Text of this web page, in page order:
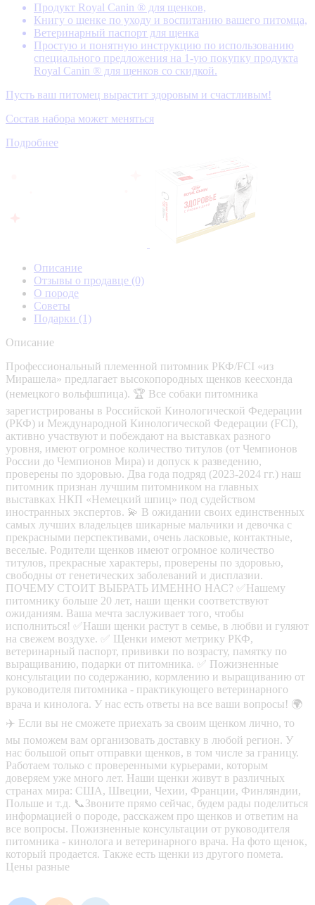
Продукт Royal Canin ® для щенков,
Книгу о щенке по уходу и воспитанию вашего питомца,
Ветеринарный паспорт для щенка
Простую и понятную инструкцию по использованию
специального предложения на 1-ую покупку продукта
Royal Canin ® для щенков со скидкой.
Пусть ваш питомец вырастит здоровым и счастливым!
Состав набора может меняться
Подробнее
Описание
Отзывы о продавце (0)
О породе
Советы
Подарки (1)
Описание
Профессиональный племенной питомник РКФ/FCI «из
Мирашела» предлагает высокопородных щенков кеесхонда
(немецкого вольфшпица). 🏆 Все собаки питомника
зарегистрированы в Российской Кинологической Федерации
(РКФ) и Международной Кинологической Федерации (FCI),
активно участвуют и побеждают на выставках разного
уровня, имеют огромное количество титулов (от Чемпионов
России до Чемпионов Мира) и допуск к разведению,
проверены по здоровью. Два года подряд (2023-2024 гг.) наш
питомник признан лучшим питомником на главных
выставках НКП «Немецкий шпиц» под судейством
иностранных экспертов. 💫 В ожидании своих единственных
самых лучших владельцев шикарные мальчики и девочка с
прекрасными перспективами, очень ласковые, контактные,
веселые. Родители щенков имеют огромное количество
титулов, прекрасные характеры, проверены по здоровью,
свободны от генетических заболеваний и дисплазии.
ПОЧЕМУ СТОИТ ВЫБРАТЬ ИМЕННО НАС? ✅Нашему
питомнику больше 20 лет, наши щенки соответствуют
ожиданиям. Ваша мечта заслуживает того, чтобы
исполниться! ✅Наши щенки растут в семье, в любви и гуляют
на свежем воздухе. ✅ Щенки имеют метрику РКФ,
ветеринарный паспорт, прививки по возрасту, памятку по
выращиванию, подарки от питомника. ✅ Пожизненные
консультации по содержанию, кормлению и выращиванию от
руководителя питомника - практикующего ветеринарного
врача и кинолога. У нас есть ответы на все ваши вопросы! 🌍
✈️ Если вы не сможете приехать за своим щенком лично, то
мы поможем вам организовать доставку в любой регион. У
нас большой опыт отправки щенков, в том числе за границу.
Работаем только с проверенными курьерами, которым
доверяем уже много лет. Наши щенки живут в различных
странах мира: США, Швеции, Чехии, Франции, Финляндии,
Польше и т.д. 📞Звоните прямо сейчас, будем рады поделиться
информацией о породе, расскажем про щенков и ответим на
все вопросы. Пожизненные консультации от руководителя
питомника - кинолога и ветеринарного врача. На фото щенок,
который продается. Также есть щенки из другого помета.
Цены разные